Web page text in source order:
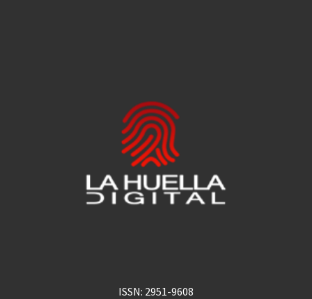
ISSN: 2951-9608